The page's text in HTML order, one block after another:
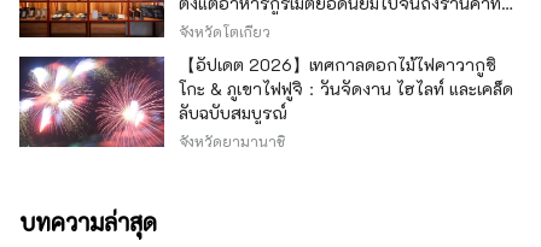
เอกลักษณ์ -
จังหวัดโตเกียว
【อัปเดต 2026】เทศกาลดอกไม้ไฟคาวากูชิ
โกะ & ภูเขาไฟฟูจิ：วันจัดงาน ไฮไลท์ และเคล็ด
ลับฉบับสมบูรณ์
จังหวัดยามานาชิ
บทความล่าสุด